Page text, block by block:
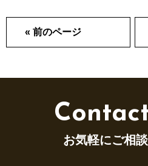
« 前のページ
お気軽にご相談